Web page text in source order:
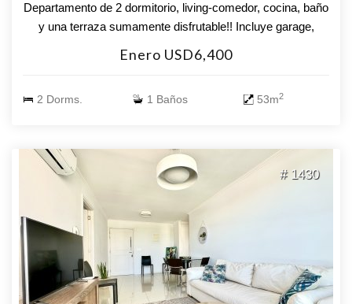
Departamento de 2 dormitorio, living-comedor, cocina, baño
y una terraza sumamente disfrutable!! Incluye garage,
Enero USD6,400
2 Dorms. 1 Baños 53m2
# 1430